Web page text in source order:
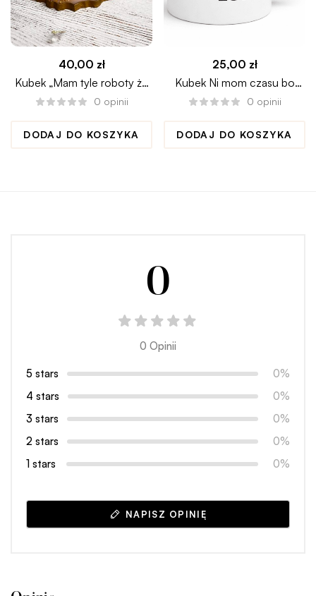
40,00 zł
Kubek „Mam tyle roboty że
nie wiem co olać jako
0 opinii
DODAJ DO KOSZYKA
25,00 zł
Kubek Ni mom czasu bo
łorom0 opinii
DODAJ DO KOSZYKA
0
0 Opinii
5 stars
0%
4 stars
0%
3 stars
0%
2 stars
0%
1 stars
0%
NAPISZ OPINIĘ